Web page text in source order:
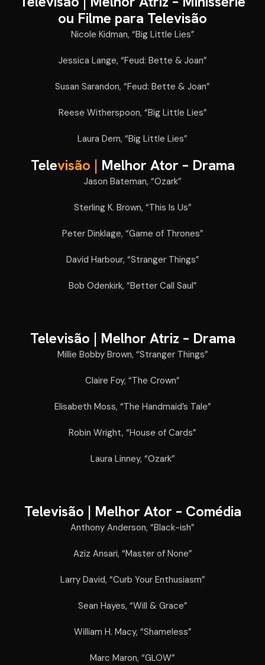
ou Filme para Televisão
Nicole Kidman, “Big Little Lies”
Jessica Lange, “Feud: Bette & Joan”
Susan Sarandon, “Feud: Bette & Joan”
Reese Witherspoon, “Big Little Lies”
Laura Dern, “Big Little Lies”
Televisão | Melhor Ator – Drama
Jason Bateman, “Ozark”
Sterling K. Brown, “This Is Us”
Peter Dinklage, “Game of Thrones”
David Harbour, “Stranger Things”
Bob Odenkirk, “Better Call Saul”
Televisão | Melhor Atriz – Drama
Millie Bobby Brown, “Stranger Things”
Claire Foy, “The Crown”
Elisabeth Moss, “The Handmaid’s Tale”
Robin Wright, “House of Cards”
Laura Linney, “Ozark”
Televisão | Melhor Ator – Comédia
Anthony Anderson, “Black-ish”
Aziz Ansari, “Master of None”
Larry David, “Curb Your Enthusiasm”
Sean Hayes, “Will & Grace”
William H. Macy, “Shameless”
Marc Maron, “GLOW”